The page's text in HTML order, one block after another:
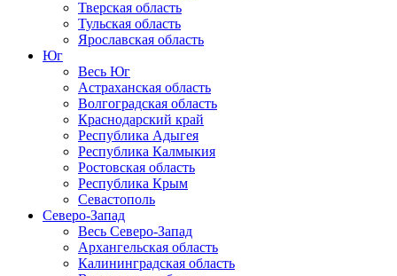
Тверская область
Тульская область
Ярославская область
Юг
Весь Юг
Астраханская область
Волгоградская область
Краснодарский край
Республика Адыгея
Республика Калмыкия
Ростовская область
Республика Крым
Севастополь
Северо-Запад
Весь Северо-Запад
Архангельская область
Калининградская область